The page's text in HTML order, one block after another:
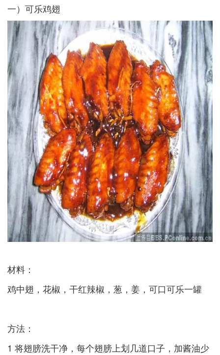
一）可乐鸡翅­
材料：­
鸡中翅，花椒，干红辣椒，葱，姜，可口可乐一罐­
方法：­
1 将翅膀洗干净，每个翅膀上划几道口子，加酱油少